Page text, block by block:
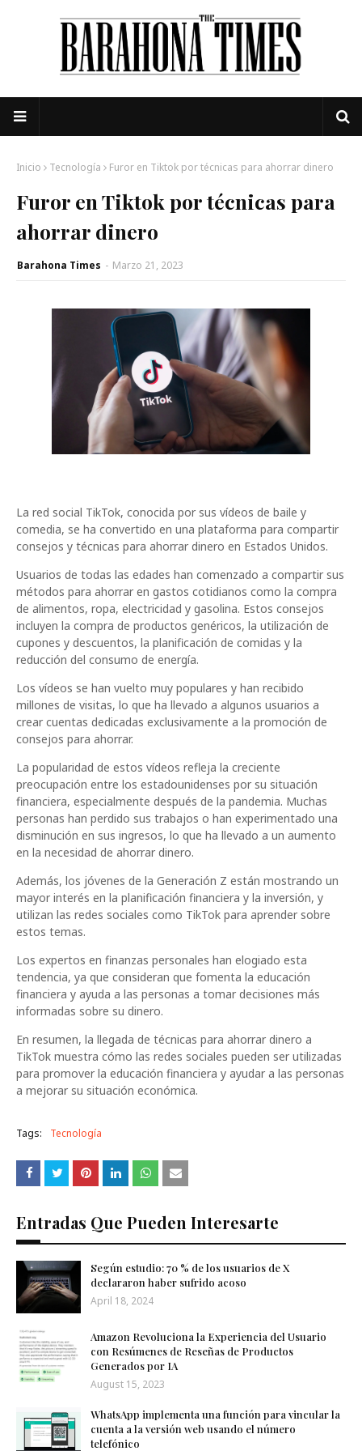
Inicio Tecnología Furor en Tiktok por técnicas para ahorrar dinero
Furor en Tiktok por técnicas para
ahorrar dinero
Barahona Times - Marzo 21, 2023
La red social TikTok, conocida por sus vídeos de baile y
comedia, se ha convertido en una plataforma para compartir
consejos y técnicas para ahorrar dinero en Estados Unidos.
Usuarios de todas las edades han comenzado a compartir sus
métodos para ahorrar en gastos cotidianos como la compra
de alimentos, ropa, electricidad y gasolina. Estos consejos
incluyen la compra de productos genéricos, la utilización de
cupones y descuentos, la planificación de comidas y la
reducción del consumo de energía.
Los vídeos se han vuelto muy populares y han recibido
millones de visitas, lo que ha llevado a algunos usuarios a
crear cuentas dedicadas exclusivamente a la promoción de
consejos para ahorrar.
La popularidad de estos vídeos refleja la creciente
preocupación entre los estadounidenses por su situación
financiera, especialmente después de la pandemia. Muchas
personas han perdido sus trabajos o han experimentado una
disminución en sus ingresos, lo que ha llevado a un aumento
en la necesidad de ahorrar dinero.
Además, los jóvenes de la Generación Z están mostrando un
mayor interés en la planificación financiera y la inversión, y
utilizan las redes sociales como TikTok para aprender sobre
estos temas.
Los expertos en finanzas personales han elogiado esta
tendencia, ya que consideran que fomenta la educación
financiera y ayuda a las personas a tomar decisiones más
informadas sobre su dinero.
En resumen, la llegada de técnicas para ahorrar dinero a
TikTok muestra cómo las redes sociales pueden ser utilizadas
para promover la educación financiera y ayudar a las personas
a mejorar su situación económica.
Tags: Tecnología
Entradas Que Pueden Interesarte
Según estudio: 70 % de los usuarios de X
declararon haber sufrido acoso
April 18, 2024
Amazon Revoluciona la Experiencia del Usuario
con Resúmenes de Reseñas de Productos
Generados por IA
August 15, 2023
WhatsApp implementa una función para vincular la
cuenta a la versión web usando el número
telefónico